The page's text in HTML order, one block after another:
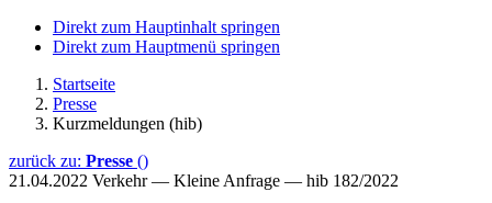
Direkt zum Hauptinhalt springen
Direkt zum Hauptmenü springen
Startseite
Presse
Kurzmeldungen (hib)
zurück zu: Presse ()
21.04.2022 Verkehr — Kleine Anfrage — hib 182/2022